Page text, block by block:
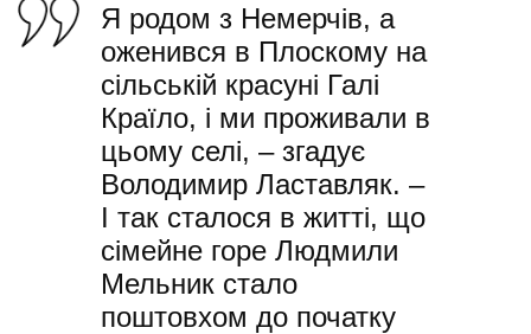
Я родом з Немерчів, а
оженився в Плоскому на
сільській красуні Галі
Країло, і ми проживали в
цьому селі, – згадує
Володимир Ластавляк. –
І так сталося в житті, що
сімейне горе Людмили
Мельник стало
поштовхом до початку